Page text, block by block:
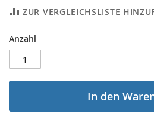
ZUR VERGLEICHSLISTE
Anzahl
In den